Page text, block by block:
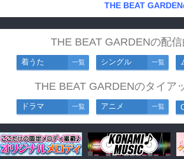
THE BEAT
THE BEAT GARDENの配
着うた 一覧 シングル 一覧
THE BEAT GARDENのタイア
ドラマ 一覧 アニメ 一覧